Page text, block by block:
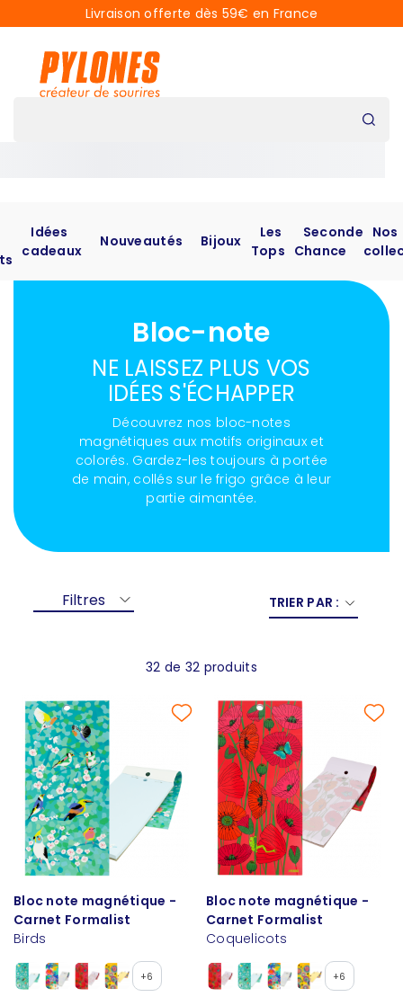
Livraison offerte dès 59€ en France
Idées
cadeaux
Nouveautés Bijoux
Les
Tops
Seconde
Chance
Nos
Bloc-note
NE LAISSEZ PLUS VOS
IDÉES S'ÉCHAPPER
Découvrez nos bloc-notes
magnétiques aux motifs originaux et
colorés. Gardez-les toujours à portée
de main, collés sur le frigo grâce à leur
partie aimantée.
Filtres TRIER PAR :
32 de 32 produits
Bloc note magnétique -
Carnet Formalist
Birds
+6
Bloc note magnétique -
Carnet Formalist
Coquelicots
+6